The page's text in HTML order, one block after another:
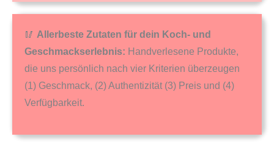
🥢 Allerbeste Zutaten für dein Koch- und
Geschmackserlebnis: Handverlesene Produkte,
die uns persönlich nach vier Kriterien überzeugen
(1) Geschmack, (2) Authentizität (3) Preis und (4)
Verfügbarkeit.